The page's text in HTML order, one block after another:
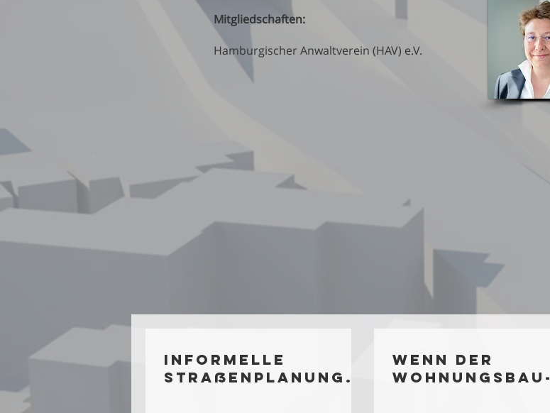
Mitgliedschaften:
Hamburgischer Anwaltverein (HAV) e.V.
Informelle
Straßenplanung:
Wenn der
Wohnungsbau-